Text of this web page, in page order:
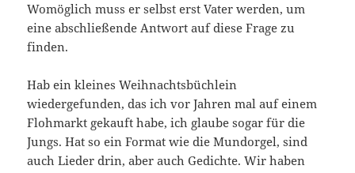
Womöglich muss er selbst erst Vater werden, um
eine abschließende Antwort auf diese Frage zu
finden.
Hab ein kleines Weihnachtsbüchlein
wiedergefunden, das ich vor Jahren mal auf einem
Flohmarkt gekauft habe, ich glaube sogar für die
Jungs. Hat so ein Format wie die Mundorgel, sind
auch Lieder drin, aber auch Gedichte. Wir haben